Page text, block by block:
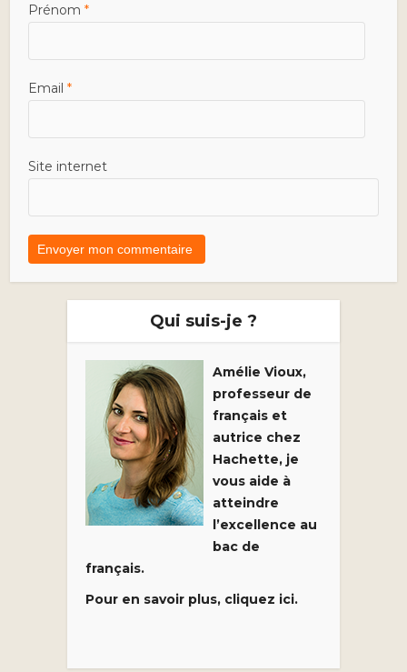
Prénom*
Email*
Site internet
Qui suis-je ?
Amélie Vioux,
professeur de
français et
autrice chez
Hachette, je
vous aide à
atteindre
l’excellence au
bac de
français.
Pour en savoir plus, cliquez ici.